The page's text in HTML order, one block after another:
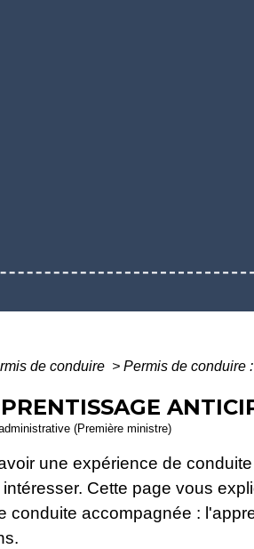
de conduire > Permis de conduire
(Première ministre)
une expérience de
Cette page vous
conduite accompagnée :